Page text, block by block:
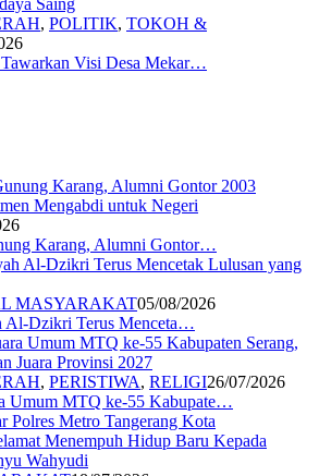
, POLITIK, TOKOH &
Visi Desa Mekar…
Karang, Alumni Gontor…
MASYARAKAT05/08/2026
Al-Dzikri Terus Menceta…
, PERISTIWA, RELIGI26/07/2026
Umum MTQ ke-55 Kabupate…